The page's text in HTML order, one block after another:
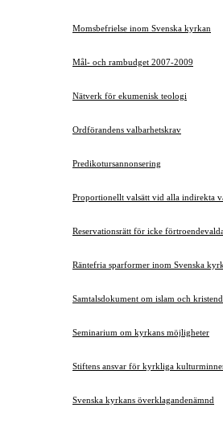
Momsbefrielse inom Svenska kyrkan
Mål- och rambudget 2007-2009
Nätverk för ekumenisk teologi
Ordförandens valbarhetskrav
Predikotursannonsering
Proportionellt valsätt vid alla indirekta
Reservationsrätt för icke
Räntefria sparformer inom Svenska
Samtalsdokument om islam och
Seminarium om kyrkans möjligheter
Stiftens ansvar för kyrkliga
Svenska kyrkans överklagandenämnd